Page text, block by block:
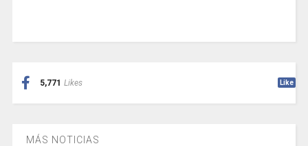
5,771 Likes Like
MÁS NOTICIAS